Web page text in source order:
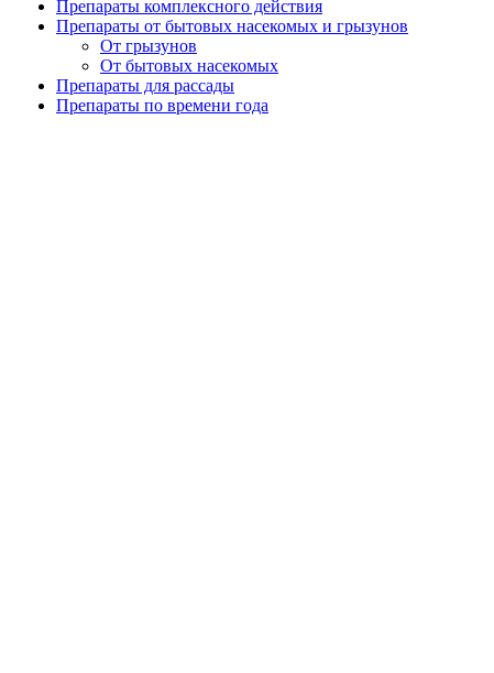
Препараты комплексного действия
Препараты от бытовых насекомых и грызунов
От грызунов
От бытовых насекомых
Препараты для рассады
Препараты по времени года